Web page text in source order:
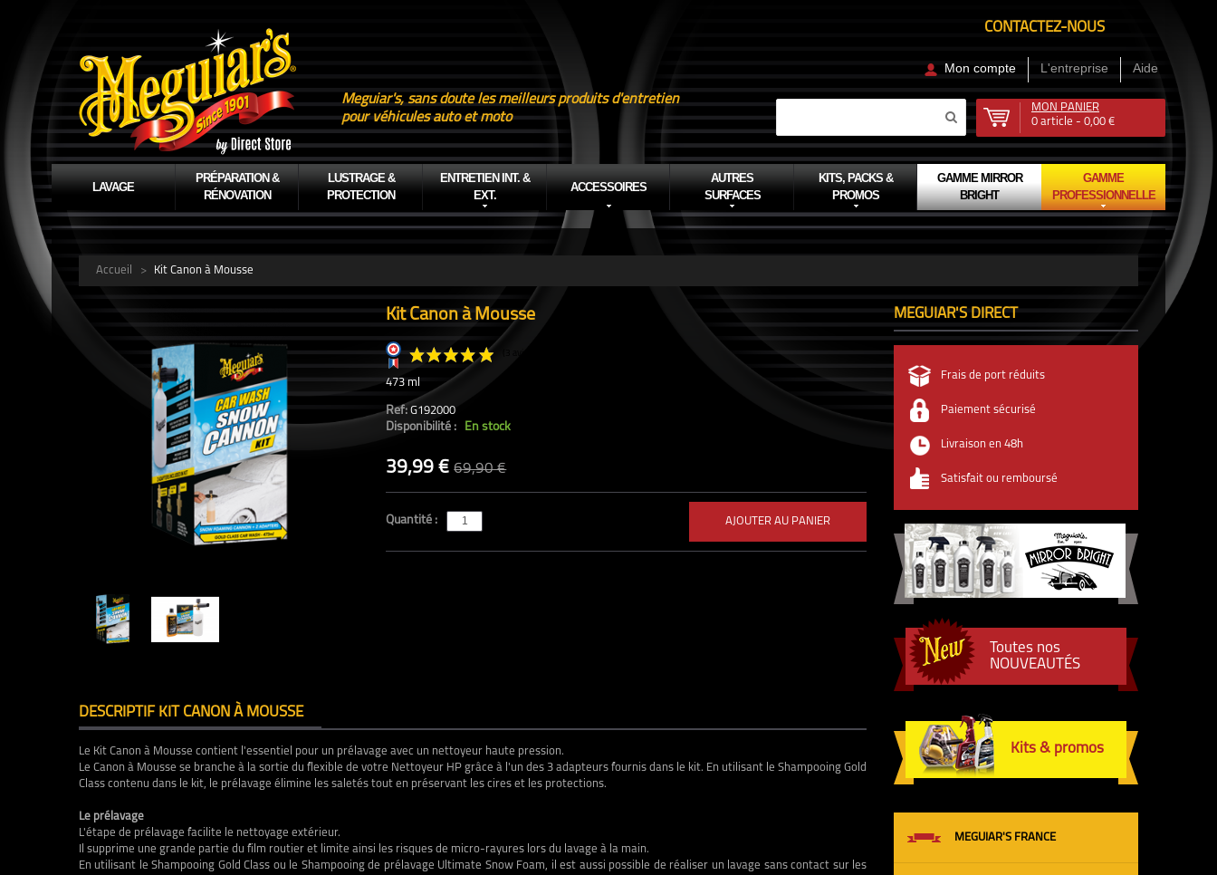
Meguiar's, sans doute les meilleurs produits d'entretien
pour véhicules auto et moto
CONTACTEZ-NOUS
Mon compte L'entreprise Aide
MON PANIER
0 article - 0,00 €
LAVAGE
PRÉPARATION &
RÉNOVATION
LUSTRAGE &
PROTECTION
ENTRETIEN INT. &
EXT.
ACCESSOIRES
AUTRES
SURFACES
KITS, PACKS &
PROMOS
GAMME MIRROR
BRIGHT
GAMME
PROFESSIONNELLE
Accueil > Kit Canon à Mousse
Kit Canon à Mousse
473 ml
Ref:G192000
Disponibilité : En stock
39,99 €69,90 €
Quantité : AJOUTER AU PANIER
DESCRIPTIF KIT CANON À MOUSSE
Le Kit Canon à Mousse contient l'essentiel pour un prélavage avec un nettoyeur haute pression.
Le Canon à Mousse se branche à la sortie du flexible de votre Nettoyeur HP grâce à l'un des 3 adapteurs fournis dans le kit. En utilisant le Shampooing Gold
Class contenu dans le kit, le prélavage élimine les saletés tout en préservant les cires et les protections.
Le prélavage
L'étape de prélavage facilite le nettoyage extérieur.
Il supprime une grande partie du film routier et limite ainsi les risques de micro-rayures lors du lavage à la main.
En utilisant le Shampooing Gold Class ou le Shampooing de prélavage Ultimate Snow Foam, il est aussi possible de réaliser un lavage sans contact sur les
MEGUIAR'S DIRECT
Frais de port réduits
Paiement sécurisé
Livraison en 48h
Satisfait ou remboursé
Toutes nos
NOUVEAUTÉS
Kits & promos
MEGUIAR'S FRANCE